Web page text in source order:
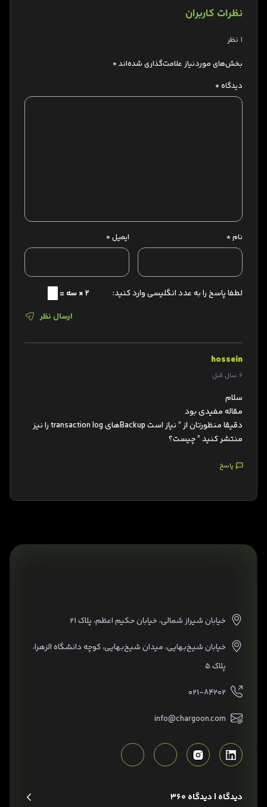
نظرات کاربران
1 نظر
بخش‌های موردنیاز علامت‌گذاری شده‌اند*
دیدگاه*
نام* ایمیل*
لطفا پاسخ را به عدد انگلیسی وارد کنید:
2 × سه =
ارسال نظر
hossein
6 سال قبل
سلام
مقاله مفیدی بود
دقیقا منظورتان از ” نیاز است Backupهای transaction log را نیز
منتشر کنید ” چیست؟
پاسخ
خیابان شیراز شمالی، خیابان حکیم اعظم، پلاک ۲۱
خیابان شیخ‌بهایی، میدان شیخ‌بهایی، کوچه دانشگاه الزهرا،
پلاک ۵
۰۲۱-۸۴۲۰۲
info@chargoon.com
دیدگاه | دیدگاه 360